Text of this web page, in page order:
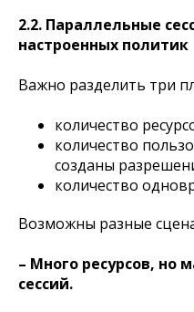
2.2. Параллельные
настроенных политик
Важно разделить три
количество
количество
созданы
количество
Возможны разные
– Много ресурсов, но
сессий.